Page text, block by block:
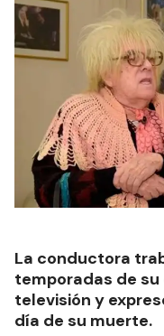
La conductora
temporadas de
televisión y
día de su muerte.